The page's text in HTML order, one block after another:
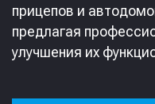
прицепов и
предлагая
улучшения их